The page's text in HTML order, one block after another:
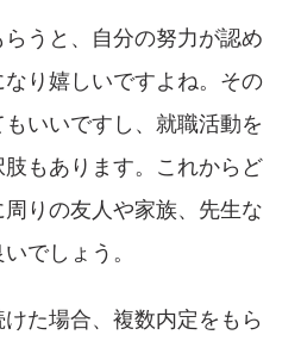
うと、自分の努力が認め
り嬉しいですよね。その
いいですし、就職活動を
もあります。これからど
りの友人や家族、先生な
でしょう。
た場合、複数内定をもら